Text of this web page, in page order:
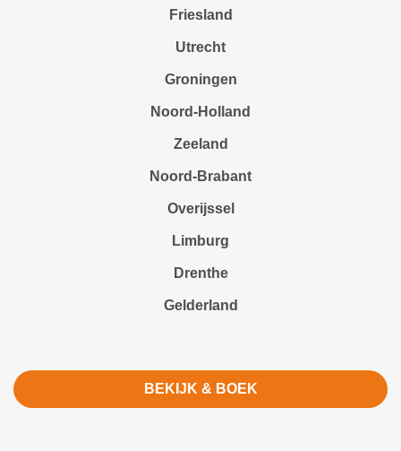
Friesland
Utrecht
Groningen
Noord-Holland
Zeeland
Noord-Brabant
Overijssel
Limburg
Drenthe
Gelderland
BEKIJK & BOEK